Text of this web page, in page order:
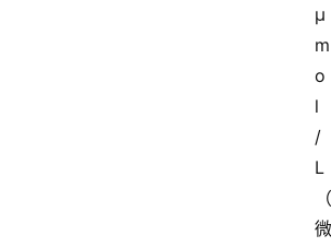
μ
m
o
l
/
L
（
微